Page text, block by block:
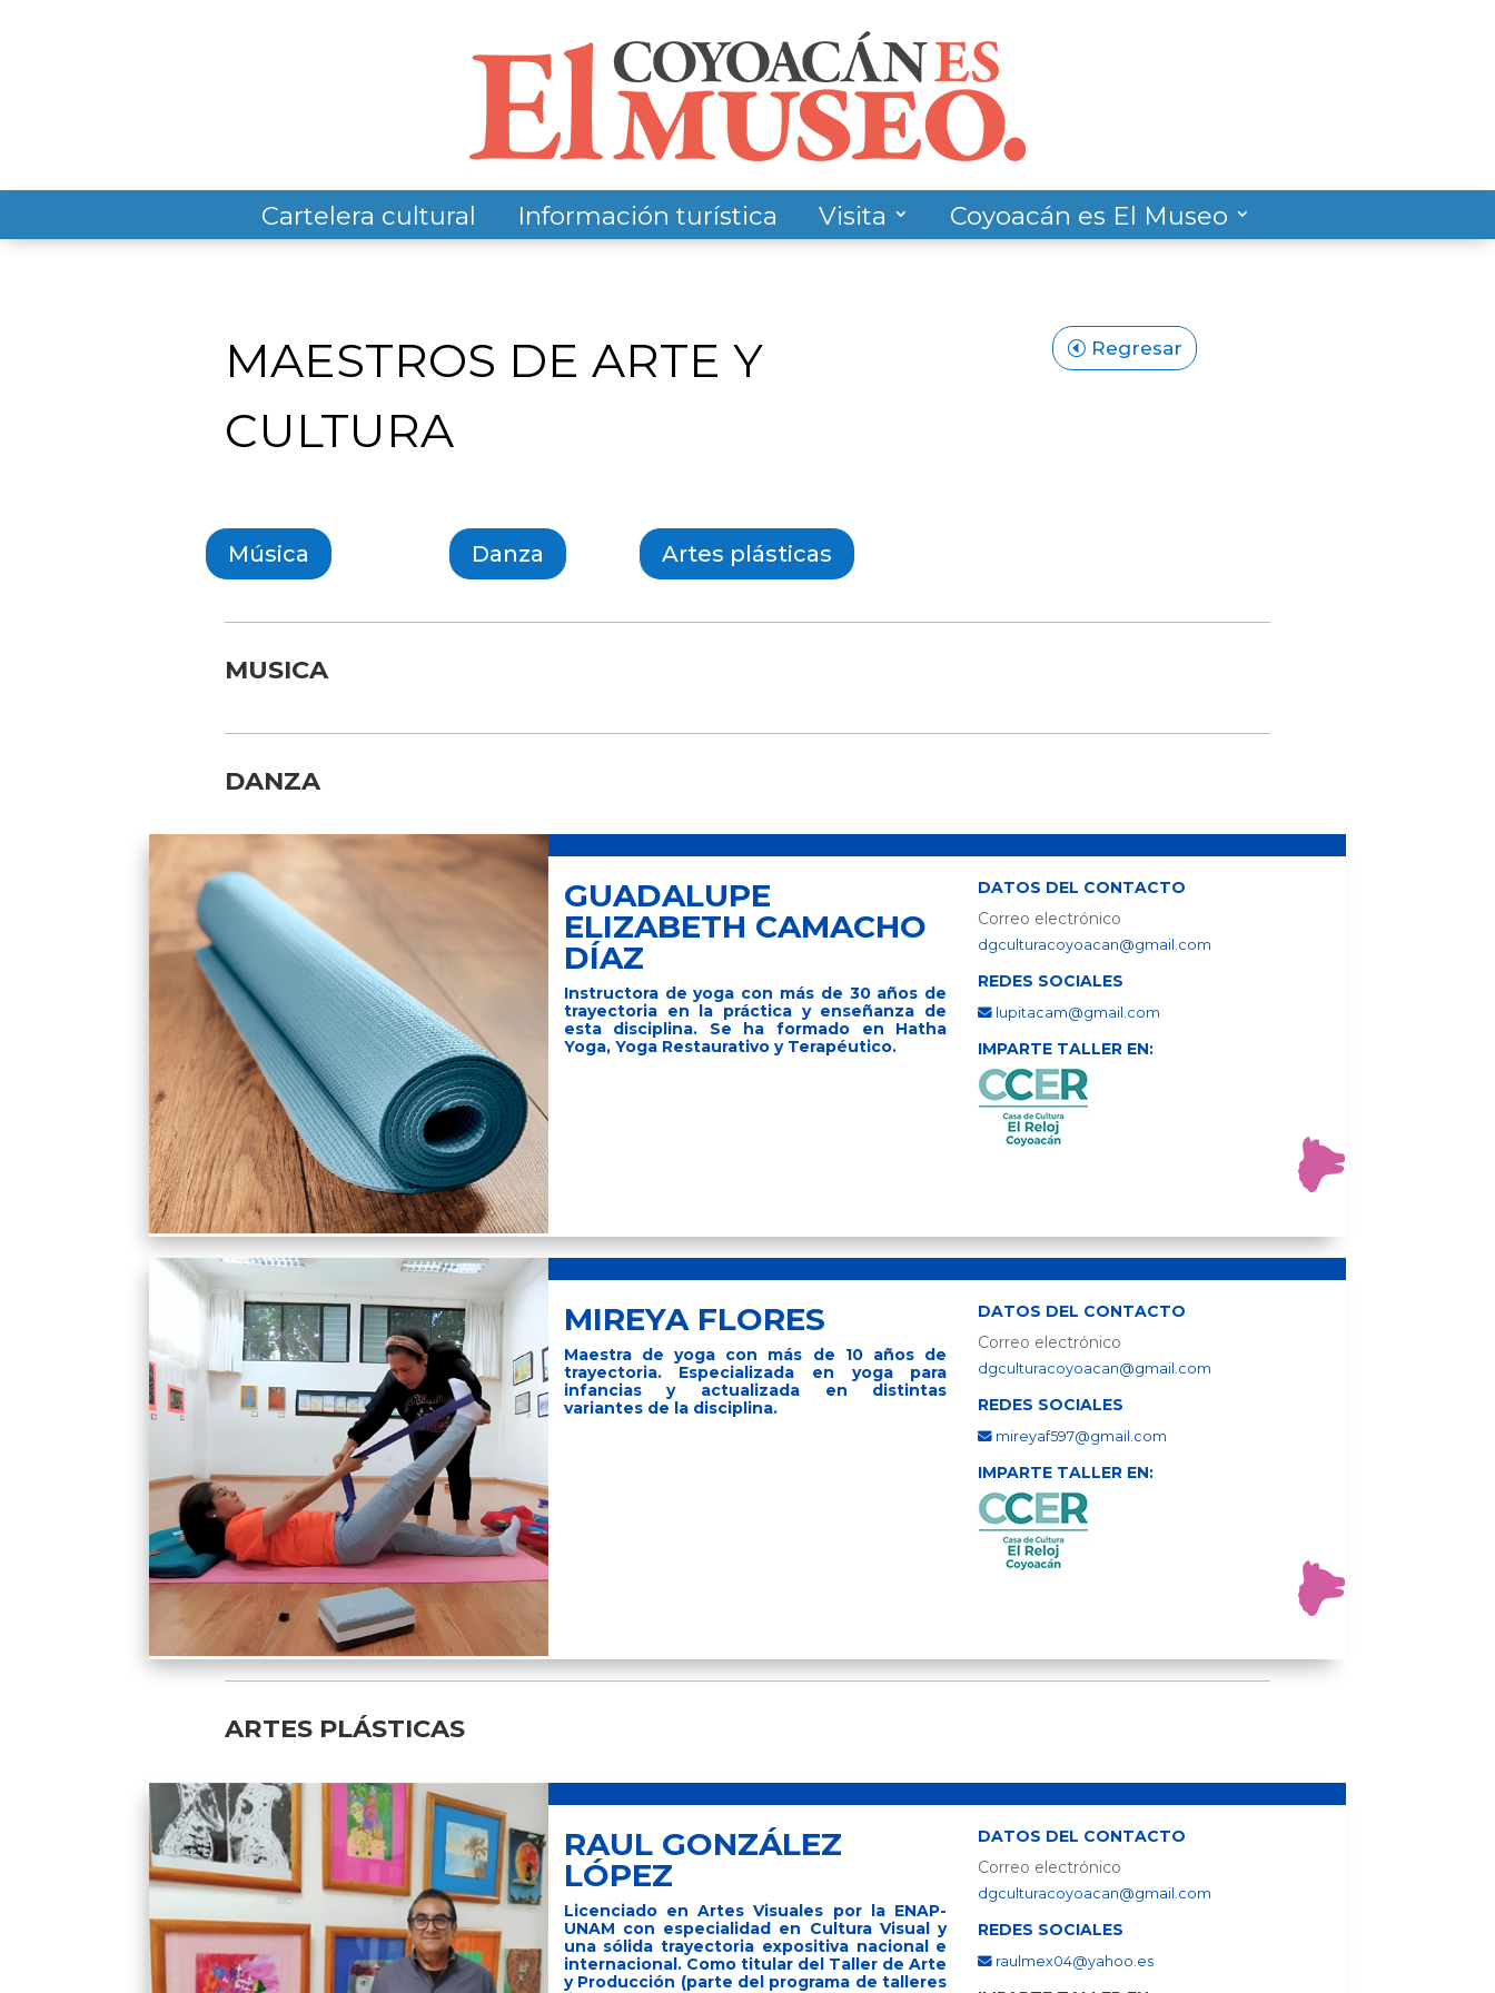
Cartelera cultural Información turística Visita Coyoacán es El Museo
MAESTROS DE ARTE Y
CULTURA
Regresar
Música Danza Artes plásticas
MUSICA
DANZA
GUADALUPE
ELIZABETH CAMACHO
DÍAZ
Instructora de yoga con más de 30 años de
trayectoria en la práctica y enseñanza de
esta disciplina. Se ha formado en Hatha
Yoga, Yoga Restaurativo y Terapéutico.
DATOS DEL CONTACTO
Correo electrónico
dgculturacoyoacan@gmail.com
REDES SOCIALES
lupitacam@gmail.com
IMPARTE TALLER EN:
MIREYA FLORES
Maestra de yoga con más de 10 años de
trayectoria. Especializada en yoga para
infancias y actualizada en distintas
variantes de la disciplina.
DATOS DEL CONTACTO
Correo electrónico
dgculturacoyoacan@gmail.com
REDES SOCIALES
mireyaf597@gmail.com
IMPARTE TALLER EN:
ARTES PLÁSTICAS
RAUL GONZÁLEZ
LÓPEZ
Licenciado en Artes Visuales por la ENAP-
UNAM con especialidad en Cultura Visual y
una sólida trayectoria expositiva nacional e
internacional. Como titular del Taller de Arte
y Producción (parte del programa de talleres
DATOS DEL CONTACTO
Correo electrónico
dgculturacoyoacan@gmail.com
REDES SOCIALES
raulmex04@yahoo.es